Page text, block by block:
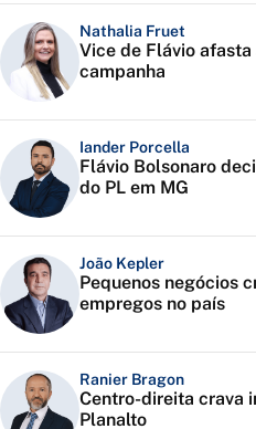
Nathalia Fruet
Vice de Flávio
campanha
Iander Porcella
Flávio Bolsonaro
do PL em MG
João Kepler
Pequenos negócios
empregos no país
Ranier Bragon
Centro-direita crava
Planalto